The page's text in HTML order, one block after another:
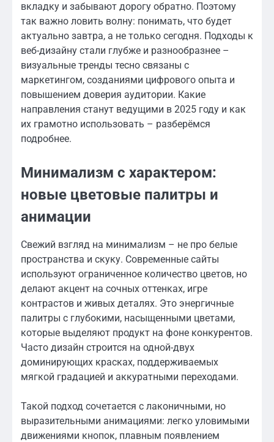
вкладку и забывают дорогу обратно. Поэтому
так важно ловить волну: понимать, что будет
актуально завтра, а не только сегодня. Подходы к
веб-дизайну стали глубже и разнообразнее –
визуальные тренды тесно связаны с
маркетингом, созданиями цифрового опыта и
повышением доверия аудитории. Какие
направления станут ведущими в 2025 году и как
их грамотно использовать – разберёмся
подробнее.
Минимализм с характером:
новые цветовые палитры и
анимации
Свежий взгляд на минимализм – не про белые
пространства и скуку. Современные сайты
используют ограниченное количество цветов, но
делают акцент на сочных оттенках, игре
контрастов и живых деталях. Это энергичные
палитры с глубокими, насыщенными цветами,
которые выделяют продукт на фоне конкурентов.
Часто дизайн строится на одной-двух
доминирующих красках, поддерживаемых
мягкой градацией и аккуратными переходами.
Такой подход сочетается с лаконичными, но
выразительными анимациями: легко уловимыми
движениями кнопок, плавным появлением